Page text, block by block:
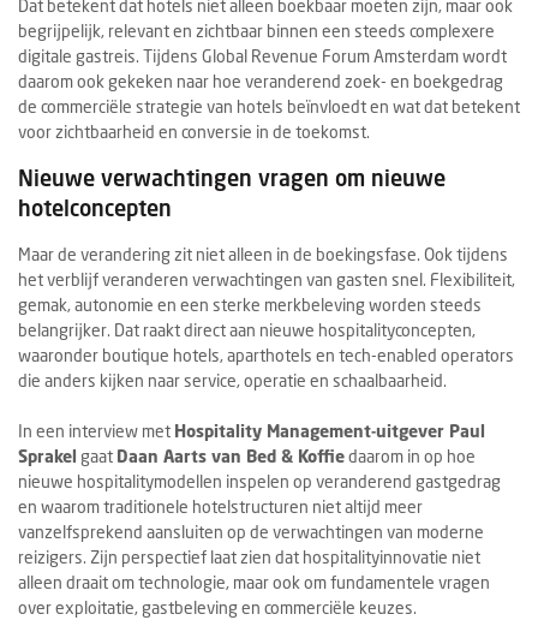
Dat betekent dat hotels niet alleen boekbaar moeten zijn, maar ook
begrijpelijk, relevant en zichtbaar binnen een steeds complexere
digitale gastreis. Tijdens Global Revenue Forum Amsterdam wordt
daarom ook gekeken naar hoe veranderend zoek- en boekgedrag
de commerciële strategie van hotels beïnvloedt en wat dat betekent
voor zichtbaarheid en conversie in de toekomst.
Nieuwe verwachtingen vragen om nieuwe
hotelconcepten
Maar de verandering zit niet alleen in de boekingsfase. Ook tijdens
het verblijf veranderen verwachtingen van gasten snel. Flexibiliteit,
gemak, autonomie en een sterke merkbeleving worden steeds
belangrijker. Dat raakt direct aan nieuwe hospitalityconcepten,
waaronder boutique hotels, aparthotels en tech-enabled operators
die anders kijken naar service, operatie en schaalbaarheid.
In een interview met Hospitality Management-uitgever Paul
Sprakel gaat Daan Aarts van Bed & Koffiedaarom in op hoe
nieuwe hospitalitymodellen inspelen op veranderend gastgedrag
en waarom traditionele hotelstructuren niet altijd meer
vanzelfsprekend aansluiten op de verwachtingen van moderne
reizigers. Zijn perspectief laat zien dat hospitalityinnovatie niet
alleen draait om technologie, maar ook om fundamentele vragen
over exploitatie, gastbeleving en commerciële keuzes.